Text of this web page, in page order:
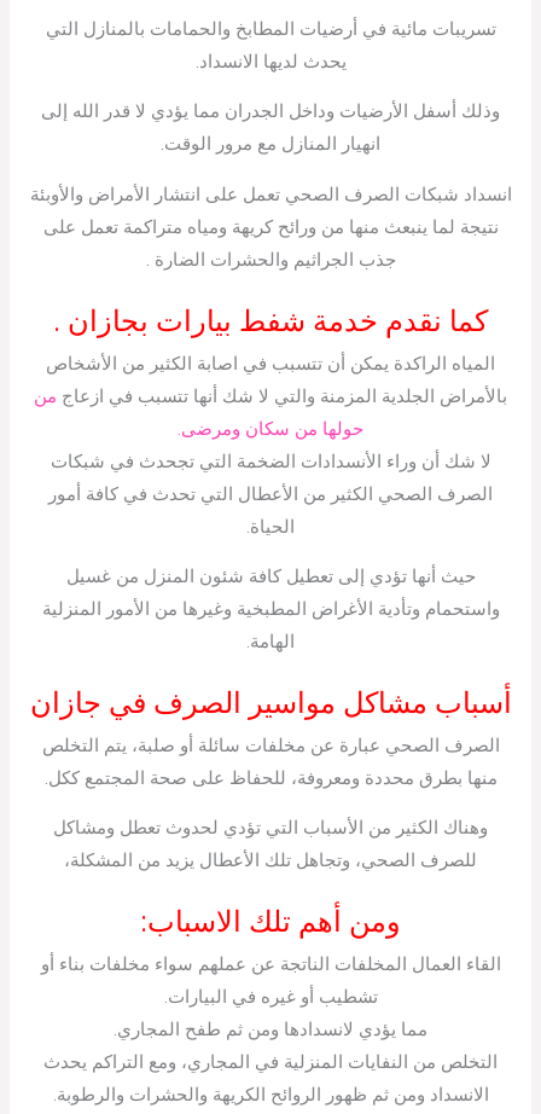
تسريبات مائية في أرضيات المطابخ والحمامات بالمنازل التي
يحدث لديها الانسداد.
وذلك أسفل الأرضيات وداخل الجدران مما يؤدي لا قدر الله إلى
انهيار المنازل مع مرور الوقت.
انسداد شبكات الصرف الصحي تعمل على انتشار الأمراض والأوبئة
نتيجة لما ينبعث منها من ورائح كريهة ومياه متراكمة تعمل على
جذب الجراثيم والحشرات الضارة .
كما نقدم خدمة شفط بيارات بجازان .
المياه الراكدة يمكن أن تتسبب في اصابة الكثير من الأشخاص
بالأمراض الجلدية المزمنة والتي لا شك أنها تتسبب في ازعاج من
حولها من سكان ومرضى.
لا شك أن وراء الأنسدادات الضخمة التي تجحدث في شبكات
الصرف الصحي الكثير من الأعطال التي تحدث في كافة أمور
الحياة.
حيث أنها تؤدي إلى تعطيل كافة شئون المنزل من غسيل
واستحمام وتأدية الأغراض المطبخية وغيرها من الأمور المنزلية
الهامة.
أسباب مشاكل مواسير الصرف في جازان
الصرف الصحي عبارة عن مخلفات سائلة أو صلبة، يتم التخلص
منها بطرق محددة ومعروفة، للحفاظ على صحة المجتمع ككل.
وهناك الكثير من الأسباب التي تؤدي لحدوث تعطل ومشاكل
للصرف الصحي، وتجاهل تلك الأعطال يزيد من المشكلة،
ومن أهم تلك الاسباب:
القاء العمال المخلفات الناتجة عن عملهم سواء مخلفات بناء أو
تشطيب أو غيره في البيارات.
مما يؤدي لانسدادها ومن ثم طفح المجاري.
التخلص من النفايات المنزلية في المجاري، ومع التراكم يحدث
الانسداد ومن ثم ظهور الروائح الكريهة والحشرات والرطوبة.